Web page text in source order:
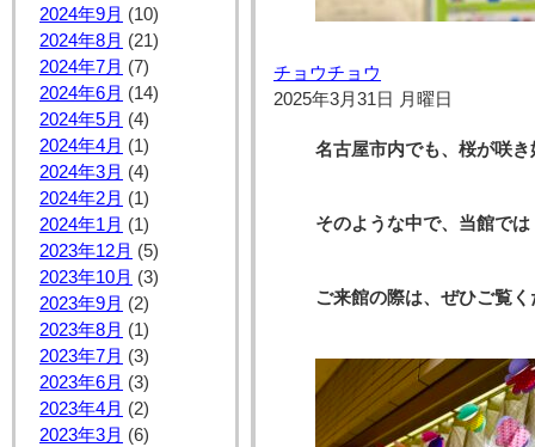
2024年9月 (10)
2024年8月 (21)
2024年7月 (7)
2024年6月 (14)
2024年5月 (4)
2024年4月 (1)
2024年3月 (4)
2024年2月 (1)
2024年1月 (1)
2023年12月 (5)
2023年10月 (3)
2023年9月 (2)
2023年8月 (1)
2023年7月 (3)
2023年6月 (3)
2023年4月 (2)
2023年3月 (6)
チョウチョウ
2025年3月31日 月曜日
名古屋市内でも、桜が咲
そのような中で、当館で
ご来館の際は、ぜひご覧く